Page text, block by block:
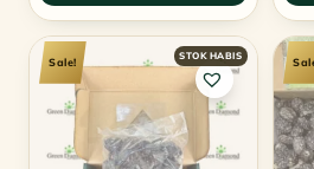
RM380.00.
Sale!